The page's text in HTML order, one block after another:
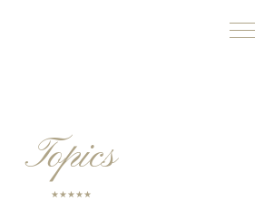
Topics